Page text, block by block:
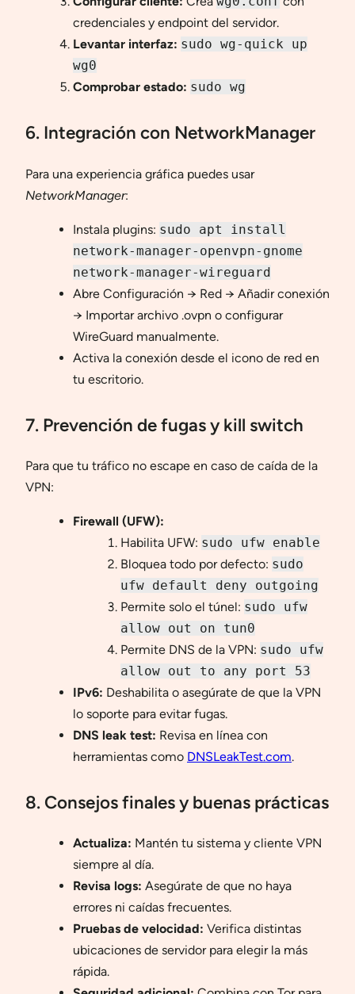
credenciales y endpoint del servidor.
Levantar interfaz: sudo wg-quick up
wg0
Comprobar estado: sudo wg
6. Integración con NetworkManager
Para una experiencia gráfica puedes usar
NetworkManager:
Instala plugins: sudo apt install
network-manager-openvpn-gnome
network-manager-wireguard
Abre Configuración → Red → Añadir conexión
→ Importar archivo .ovpn o configurar
WireGuard manualmente.
Activa la conexión desde el icono de red en
tu escritorio.
7. Prevención de fugas y kill switch
Para que tu tráfico no escape en caso de caída de la
VPN:
Firewall (UFW):
Habilita UFW: sudo ufw enable
Bloquea todo por defecto: sudo
ufw default deny outgoing
Permite solo el túnel: sudo ufw
allow out on tun0
Permite DNS de la VPN: sudo ufw
allow out to any port 53
IPv6: Deshabilita o asegúrate de que la VPN
lo soporte para evitar fugas.
DNS leak test: Revisa en línea con
herramientas como DNSLeakTest.com.
8. Consejos finales y buenas prácticas
Actualiza: Mantén tu sistema y cliente VPN
siempre al día.
Revisa logs: Asegúrate de que no haya
errores ni caídas frecuentes.
Pruebas de velocidad: Verifica distintas
ubicaciones de servidor para elegir la más
rápida.